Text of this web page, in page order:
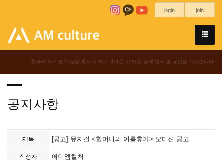
login join
'혼자서 하기 쉽지 않을,혼자서 하기 아까운 이 멋진 일에 함께 할 당신을 기대합니다'
공지사항
제목 [공고] 뮤지컬 <할머니의 여름휴가> 오디션 공고
작성자 에이엠컬처